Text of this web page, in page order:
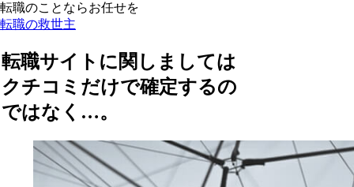
転職のことならお任せを
転職の救世主
転職サイトに関しましては
クチコミだけで確定するの
ではなく…。